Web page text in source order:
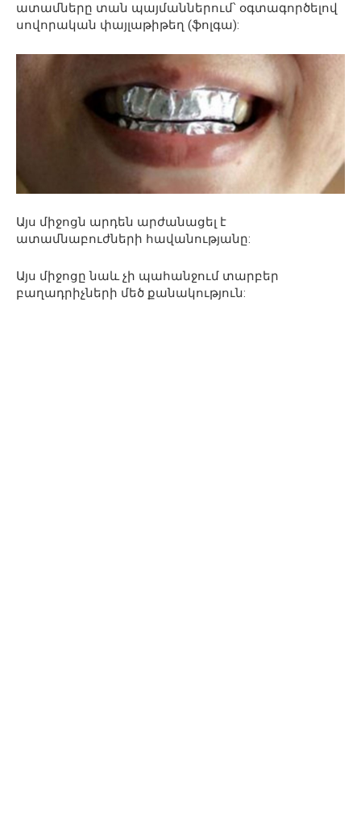
ատամները տան պայմաններում՝ օգտագործելով
սովորական փայլաթիթեղ (ֆոլգա):
Այս միջոցն արդեն արժանացել է
ատամնաբուժների հավանությանը:
Այս միջոցը նաև չի պահանջում տարբեր
բաղադրիչների մեծ քանակություն: